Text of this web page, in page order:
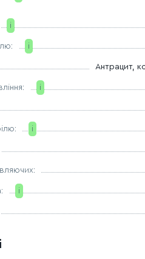
i
i
Антрацит,
i
i
i